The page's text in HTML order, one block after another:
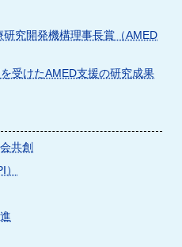
究開発機構理事長賞（AMED
受けたAMED支援の研究成果
共創